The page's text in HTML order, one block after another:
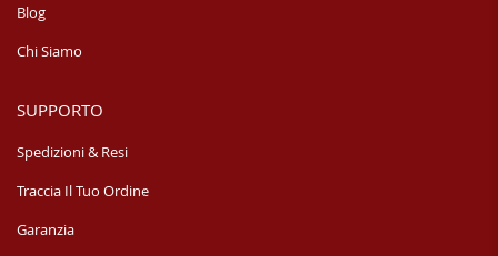
Blog
Chi Siamo
SUPPORTO
Spedizioni & Resi
Traccia Il Tuo Ordine
Garanzia